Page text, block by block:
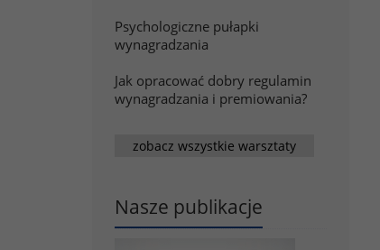
Psychologiczne pułapki
wynagradzania
Jak opracować dobry regulamin
wynagradzania i premiowania?
zobacz wszystkie warsztaty
Nasze publikacje